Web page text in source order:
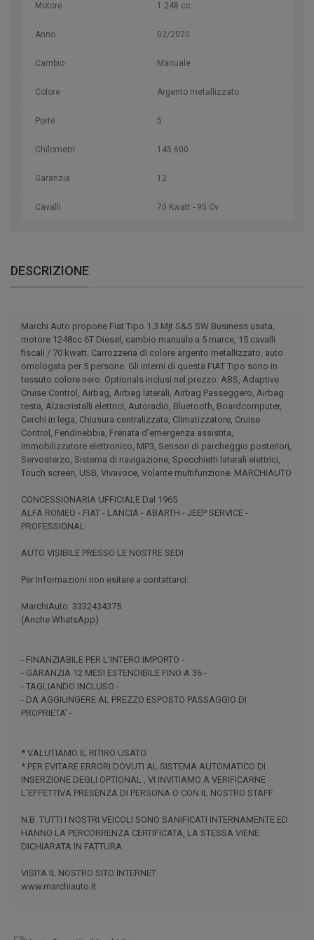
Motore 1.248 cc
Anno 02/2020
Cambio Manuale
Colore Argento metallizzato
Porte 5
Chilometri 145.600
Garanzia 12
Cavalli 70 Kwatt - 95 Cv
DESCRIZIONE
Marchi Auto propone Fiat Tipo 1.3 Mjt S&S SW Business usata,
motore 1248cc 6T Diesel, cambio manuale a 5 marce, 15 cavalli
fiscali / 70 kwatt. Carrozzeria di colore argento metallizzato, auto
omologata per 5 persone. Gli interni di questa FIAT Tipo sono in
tessuto colore nero. Optionals inclusi nel prezzo: ABS, Adaptive
Cruise Control, Airbag, Airbag laterali, Airbag Passeggero, Airbag
testa, Alzacristalli elettrici, Autoradio, Bluetooth, Boardcomputer,
Cerchi in lega, Chiusura centralizzata, Climatizzatore, Cruise
Control, Fendinebbia, Frenata d'emergenza assistita,
Immobilizzatore elettronico, MP3, Sensori di parcheggio posteriori,
Servosterzo, Sistema di navigazione, Specchietti laterali elettrici,
Touch screen, USB, Vivavoce, Volante multifunzione. MARCHIAUTO
CONCESSIONARIA UFFICIALE Dal 1965
ALFA ROMEO - FIAT - LANCIA - ABARTH - JEEP SERVICE -
PROFESSIONAL
AUTO VISIBILE PRESSO LE NOSTRE SEDI
Per Informazioni non esitare a contattarci:
MarchiAuto: 3332434375
(Anche WhatsApp)
- FINANZIABILE PER L'INTERO IMPORTO -
- GARANZIA 12 MESI ESTENDIBILE FINO A 36 -
- TAGLIANDO INCLUSO -
- DA AGGIUNGERE AL PREZZO ESPOSTO PASSAGGIO DI
PROPRIETA’ -
* VALUTIAMO IL RITIRO USATO
* PER EVITARE ERRORI DOVUTI AL SISTEMA AUTOMATICO DI
INSERZIONE DEGLI OPTIONAL , VI INVITIAMO A VERIFICARNE
L'EFFETTIVA PRESENZA DI PERSONA O CON IL NOSTRO STAFF
N.B. TUTTI I NOSTRI VEICOLI SONO SANIFICATI INTERNAMENTE ED
HANNO LA PERCORRENZA CERTIFICATA, LA STESSA VIENE
DICHIARATA IN FATTURA
VISITA IL NOSTRO SITO INTERNET
www.marchiauto.it.